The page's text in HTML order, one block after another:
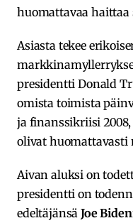
huomattavaa
Asiasta tekee
presidentti Donald
omista toimista
ja finanssikriisi
olivat huomattavasti
Aivan aluksi on
presidentti on
edeltäjänsäJoe